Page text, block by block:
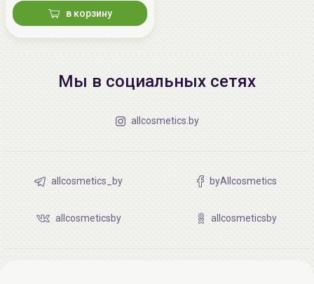
в корзину
Мы в социальных сетях
allcosmetics.by
allcosmetics_by byAllcosmetics
allcosmeticsby allcosmeticsby